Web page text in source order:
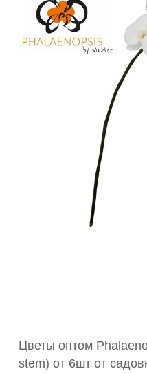
Цветы оптом
stem) от 6шт от